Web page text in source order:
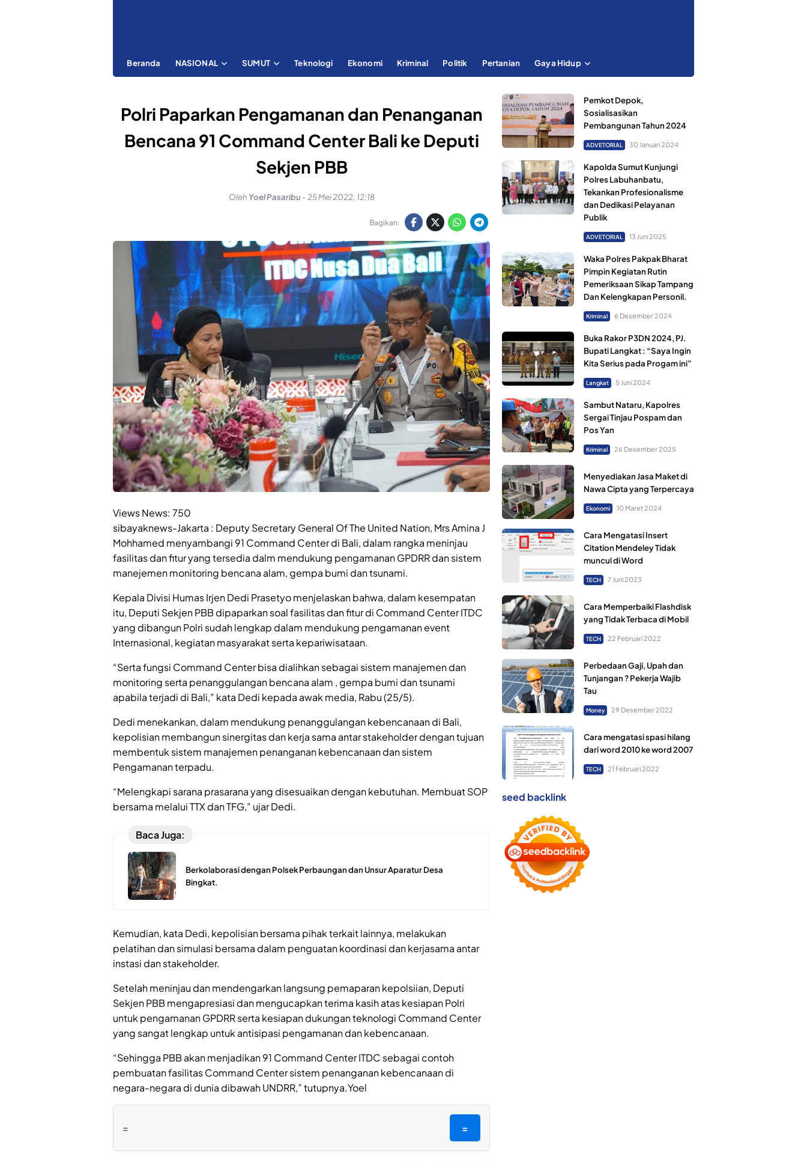
Beranda NASIONAL SUMUT Teknologi Ekonomi Kriminal Politik Pertanian Gaya Hidup
Polri Paparkan Pengamanan dan Penanganan
Bencana 91 Command Center Bali ke Deputi
Sekjen PBB
Oleh Yoel Pasaribu - 25 Mei 2022, 12:18
Bagikan:
Views News: 750
sibayaknews-Jakarta : Deputy Secretary General Of The United Nation, Mrs Amina J
Mohhamed menyambangi 91 Command Center di Bali, dalam rangka meninjau
fasilitas dan fitur yang tersedia dalm mendukung pengamanan GPDRR dan sistem
manejemen monitoring bencana alam, gempa bumi dan tsunami.
Kepala Divisi Humas Irjen Dedi Prasetyo menjelaskan bahwa, dalam kesempatan
itu, Deputi Sekjen PBB dipaparkan soal fasilitas dan fitur di Command Center ITDC
yang dibangun Polri sudah lengkap dalam mendukung pengamanan event
Internasional, kegiatan masyarakat serta kepariwisataan.
“Serta fungsi Command Center bisa dialihkan sebagai sistem manajemen dan
monitoring serta penanggulangan bencana alam , gempa bumi dan tsunami
apabila terjadi di Bali,” kata Dedi kepada awak media, Rabu (25/5).
Dedi menekankan, dalam mendukung penanggulangan kebencanaan di Bali,
kepolisian membangun sinergitas dan kerja sama antar stakeholder dengan tujuan
membentuk sistem manajemen penanganan kebencanaan dan sistem
Pengamanan terpadu.
“Melengkapi sarana prasarana yang disesuaikan dengan kebutuhan. Membuat SOP
bersama melalui TTX dan TFG,” ujar Dedi.
Baca Juga:
Berkolaborasi dengan Polsek Perbaungan dan Unsur Aparatur Desa
Bingkat.
Kemudian, kata Dedi, kepolisian bersama pihak terkait lainnya, melakukan
pelatihan dan simulasi bersama dalam penguatan koordinasi dan kerjasama antar
instasi dan stakeholder.
Setelah meninjau dan mendengarkan langsung pemaparan kepolsiian, Deputi
Sekjen PBB mengapresiasi dan mengucapkan terima kasih atas kesiapan Polri
untuk pengamanan GPDRR serta kesiapan dukungan teknologi Command Center
yang sangat lengkap untuk antisipasi pengamanan dan kebencanaan.
“Sehingga PBB akan menjadikan 91 Command Center ITDC sebagai contoh
pembuatan fasilitas Command Center sistem penanganan kebencanaan di
negara-negara di dunia dibawah UNDRR,” tutupnya.Yoel
= =
Pemkot Depok,
Sosialisasikan
Pembangunan Tahun 2024
ADVETORIAL 30 Januari 2024
Kapolda Sumut Kunjungi
Polres Labuhanbatu,
Tekankan Profesionalisme
dan Dedikasi Pelayanan
Publik
ADVETORIAL 13 Juni 2025
Waka Polres Pakpak Bharat
Pimpin Kegiatan Rutin
Pemeriksaan Sikap Tampang
Dan Kelengkapan Personil.
Kriminal 6 Desember 2024
Buka Rakor P3DN 2024, PJ.
Bupati Langkat : “Saya Ingin
Kita Serius pada Progam ini”
Langkat 5 Juni 2024
Sambut Nataru, Kapolres
Sergai Tinjau Pospam dan
Pos Yan
Kriminal 26 Desember 2025
Menyediakan Jasa Maket di
Nawa Cipta yang Terpercaya
Ekonomi 10 Maret 2024
Cara Mengatasi Insert
Citation Mendeley Tidak
muncul di Word
TECH 7 Juni 2023
Cara Memperbaiki Flashdisk
yang Tidak Terbaca di Mobil
TECH 22 Februari 2022
Perbedaan Gaji, Upah dan
Tunjangan ? Pekerja Wajib
Tau
Money 29 Desember 2022
Cara mengatasi spasi hilang
dari word 2010 ke word 2007
TECH 21 Februari 2022
seed backlink